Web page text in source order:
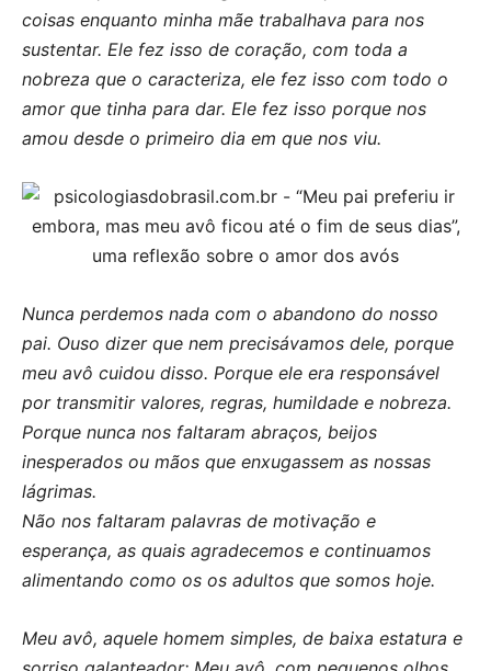
coisas enquanto minha mãe trabalhava para nos
sustentar. Ele fez isso de coração, com toda a
nobreza que o caracteriza, ele fez isso com todo o
amor que tinha para dar. Ele fez isso porque nos
amou desde o primeiro dia em que nos viu.
Nunca perdemos nada com o abandono do nosso
pai. Ouso dizer que nem precisávamos dele, porque
meu avô cuidou disso. Porque ele era responsável
por transmitir valores, regras, humildade e nobreza.
Porque nunca nos faltaram abraços, beijos
inesperados ou mãos que enxugassem as nossas
lágrimas.
Não nos faltaram palavras de motivação e
esperança, as quais agradecemos e continuamos
alimentando como os os adultos que somos hoje.
Meu avô, aquele homem simples, de baixa estatura e